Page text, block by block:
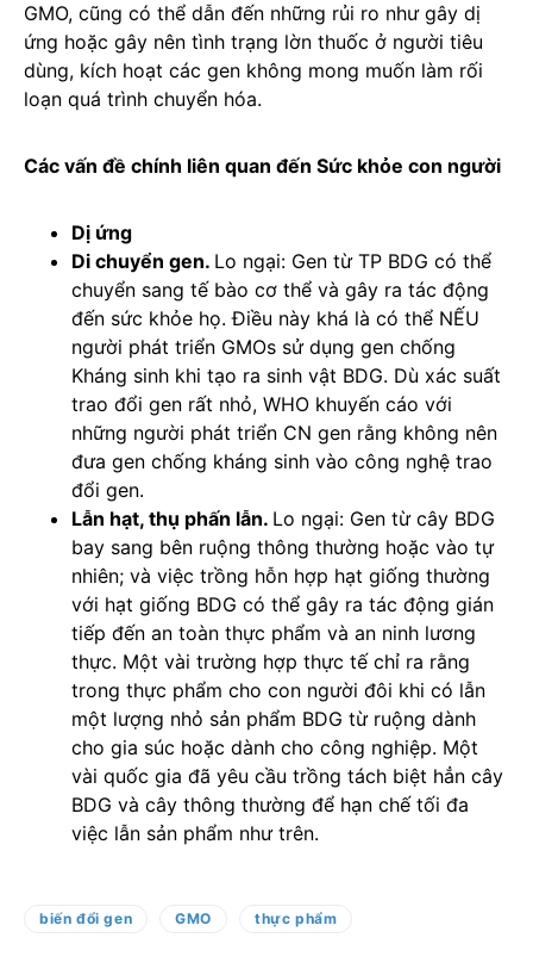
GMO, cũng có thể dẫn đến những rủi ro như gây dị
ứng hoặc gây nên tình trạng lờn thuốc ở người tiêu
dùng, kích hoạt các gen không mong muốn làm rối
loạn quá trình chuyển hóa.
Các vấn đề chính liên quan đến Sức khỏe con người
Dị ứng
Di chuyển gen. Lo ngại: Gen từ TP BDG có thể
chuyển sang tế bào cơ thể và gây ra tác động
đến sức khỏe họ. Điều này khá là có thể NẾU
người phát triển GMOs sử dụng gen chống
Kháng sinh khi tạo ra sinh vật BDG. Dù xác suất
trao đổi gen rất nhỏ, WHO khuyến cáo với
những người phát triển CN gen rằng không nên
đưa gen chống kháng sinh vào công nghệ trao
đổi gen.
Lẫn hạt, thụ phấn lẫn. Lo ngại: Gen từ cây BDG
bay sang bên ruộng thông thường hoặc vào tự
nhiên; và việc trồng hỗn hợp hạt giống thường
với hạt giống BDG có thể gây ra tác động gián
tiếp đến an toàn thực phẩm và an ninh lương
thực. Một vài trường hợp thực tế chỉ ra rằng
trong thực phẩm cho con người đôi khi có lẫn
một lượng nhỏ sản phẩm BDG từ ruộng dành
cho gia súc hoặc dành cho công nghiệp. Một
vài quốc gia đã yêu cầu trồng tách biệt hẳn cây
BDG và cây thông thường để hạn chế tối đa
việc lẫn sản phẩm như trên.
biến đổi gen GMO thực phẩm